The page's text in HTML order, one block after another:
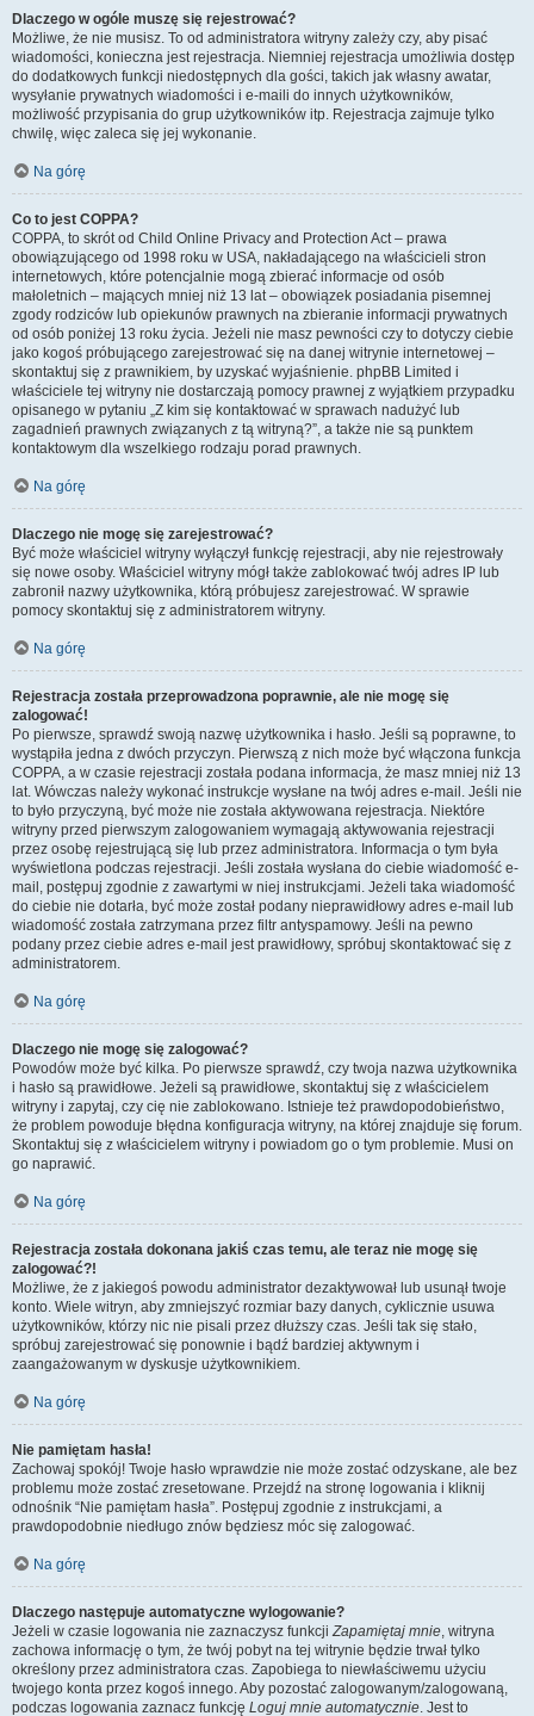
Dlaczego w ogóle muszę się rejestrować?
Możliwe, że nie musisz. To od administratora witryny zależy czy, aby pisać
wiadomości, konieczna jest rejestracja. Niemniej rejestracja umożliwia dostęp
do dodatkowych funkcji niedostępnych dla gości, takich jak własny awatar,
wysyłanie prywatnych wiadomości i e-maili do innych użytkowników,
możliwość przypisania do grup użytkowników itp. Rejestracja zajmuje tylko
chwilę, więc zaleca się jej wykonanie.
Na górę
Co to jest COPPA?
COPPA, to skrót od Child Online Privacy and Protection Act – prawa
obowiązującego od 1998 roku w USA, nakładającego na właścicieli stron
internetowych, które potencjalnie mogą zbierać informacje od osób
małoletnich – mających mniej niż 13 lat – obowiązek posiadania pisemnej
zgody rodziców lub opiekunów prawnych na zbieranie informacji prywatnych
od osób poniżej 13 roku życia. Jeżeli nie masz pewności czy to dotyczy ciebie
jako kogoś próbującego zarejestrować się na danej witrynie internetowej –
skontaktuj się z prawnikiem, by uzyskać wyjaśnienie. phpBB Limited i
właściciele tej witryny nie dostarczają pomocy prawnej z wyjątkiem przypadku
opisanego w pytaniu „Z kim się kontaktować w sprawach nadużyć lub
zagadnień prawnych związanych z tą witryną?”, a także nie są punktem
kontaktowym dla wszelkiego rodzaju porad prawnych.
Na górę
Dlaczego nie mogę się zarejestrować?
Być może właściciel witryny wyłączył funkcję rejestracji, aby nie rejestrowały
się nowe osoby. Właściciel witryny mógł także zablokować twój adres IP lub
zabronił nazwy użytkownika, którą próbujesz zarejestrować. W sprawie
pomocy skontaktuj się z administratorem witryny.
Na górę
Rejestracja została przeprowadzona poprawnie, ale nie mogę się
zalogować!
Po pierwsze, sprawdź swoją nazwę użytkownika i hasło. Jeśli są poprawne, to
wystąpiła jedna z dwóch przyczyn. Pierwszą z nich może być włączona funkcja
COPPA, a w czasie rejestracji została podana informacja, że masz mniej niż 13
lat. Wówczas należy wykonać instrukcje wysłane na twój adres e-mail. Jeśli nie
to było przyczyną, być może nie została aktywowana rejestracja. Niektóre
witryny przed pierwszym zalogowaniem wymagają aktywowania rejestracji
przez osobę rejestrującą się lub przez administratora. Informacja o tym była
wyświetlona podczas rejestracji. Jeśli została wysłana do ciebie wiadomość e-
mail, postępuj zgodnie z zawartymi w niej instrukcjami. Jeżeli taka wiadomość
do ciebie nie dotarła, być może został podany nieprawidłowy adres e-mail lub
wiadomość została zatrzymana przez filtr antyspamowy. Jeśli na pewno
podany przez ciebie adres e-mail jest prawidłowy, spróbuj skontaktować się z
administratorem.
Na górę
Dlaczego nie mogę się zalogować?
Powodów może być kilka. Po pierwsze sprawdź, czy twoja nazwa użytkownika
i hasło są prawidłowe. Jeżeli są prawidłowe, skontaktuj się z właścicielem
witryny i zapytaj, czy cię nie zablokowano. Istnieje też prawdopodobieństwo,
że problem powoduje błędna konfiguracja witryny, na której znajduje się forum.
Skontaktuj się z właścicielem witryny i powiadom go o tym problemie. Musi on
go naprawić.
Na górę
Rejestracja została dokonana jakiś czas temu, ale teraz nie mogę się
zalogować?!
Możliwe, że z jakiegoś powodu administrator dezaktywował lub usunął twoje
konto. Wiele witryn, aby zmniejszyć rozmiar bazy danych, cyklicznie usuwa
użytkowników, którzy nic nie pisali przez dłuższy czas. Jeśli tak się stało,
spróbuj zarejestrować się ponownie i bądź bardziej aktywnym i
zaangażowanym w dyskusje użytkownikiem.
Na górę
Nie pamiętam hasła!
Zachowaj spokój! Twoje hasło wprawdzie nie może zostać odzyskane, ale bez
problemu może zostać zresetowane. Przejdź na stronę logowania i kliknij
odnośnik “Nie pamiętam hasła”. Postępuj zgodnie z instrukcjami, a
prawdopodobnie niedługo znów będziesz móc się zalogować.
Na górę
Dlaczego następuje automatyczne wylogowanie?
Jeżeli w czasie logowania nie zaznaczysz funkcjiZapamiętaj mnie, witryna
zachowa informację o tym, że twój pobyt na tej witrynie będzie trwał tylko
określony przez administratora czas. Zapobiega to niewłaściwemu użyciu
twojego konta przez kogoś innego. Aby pozostać zalogowanym/zalogowaną,
podczas logowania zaznacz funkcję Loguj mnie automatycznie. Jest to